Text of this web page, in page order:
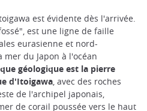
est évidente dès l'arrivée.
est une ligne de faille
eurasienne et nord-
du Japon à l'océan
géologique est la pierre
d'Itoigawa, avec des roches
de l'archipel japonais,
de corail poussée vers le haut